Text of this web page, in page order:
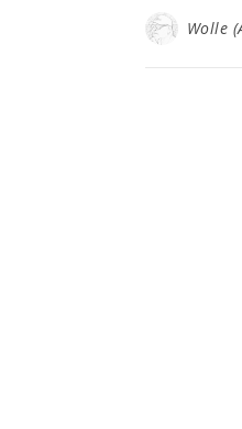
Wolle